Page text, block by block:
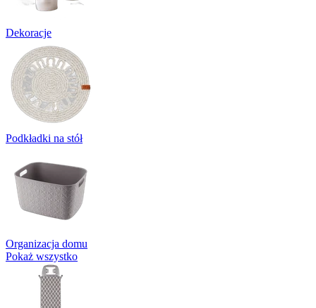
Dekoracje
Podkładki na stół
Organizacja domu
Pokaż wszystko